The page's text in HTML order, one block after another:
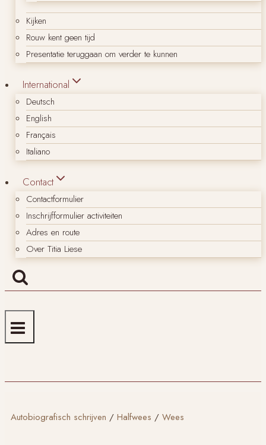
Kijken
Rouw kent geen tijd
Presentatie teruggaan om verder te kunnen
International
Deutsch
English
Français
Italiano
Contact
Contactformulier
Inschrijfformulier activiteiten
Adres en route
Over Titia Liese
Autobiografisch schrijven / Halfwees / Wees